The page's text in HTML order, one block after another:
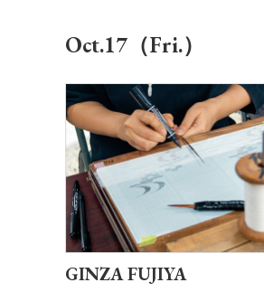
Oct.17（Fri.）
GINZA FUJIYA